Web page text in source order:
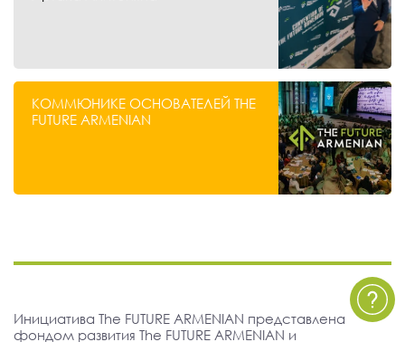
КОММЮНИКЕ ОСНОВАТЕЛЕЙ THE
FUTURE ARMENIAN
Инициатива The FUTURE ARMENIAN представлена
фондом развития The FUTURE ARMENIAN и